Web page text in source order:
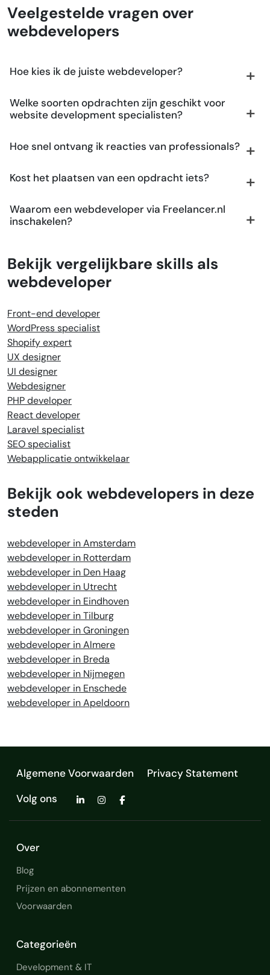
Veelgestelde vragen over
webdevelopers
Hoe kies ik de juiste webdeveloper?
Welke soorten opdrachten zijn geschikt voor
website development specialisten?
Hoe snel ontvang ik reacties van professionals?
Kost het plaatsen van een opdracht iets?
Waarom een webdeveloper via Freelancer.nl
inschakelen?
Bekijk vergelijkbare skills als
webdeveloper
Front-end developer
WordPress specialist
Shopify expert
UX designer
UI designer
Webdesigner
PHP developer
React developer
Laravel specialist
SEO specialist
Webapplicatie ontwikkelaar
Bekijk ook webdevelopers in deze
steden
webdeveloper in Amsterdam
webdeveloper in Rotterdam
webdeveloper in Den Haag
webdeveloper in Utrecht
webdeveloper in Eindhoven
webdeveloper in Tilburg
webdeveloper in Groningen
webdeveloper in Almere
webdeveloper in Breda
webdeveloper in Nijmegen
webdeveloper in Enschede
webdeveloper in Apeldoorn
Algemene Voorwaarden
Privacy Statement
Volg ons
Over
Blog
Prijzen en abonnementen
Voorwaarden
Categorieën
Development & IT